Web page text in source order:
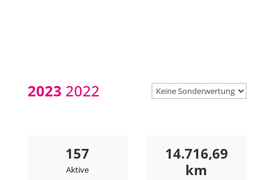
2023 2022
157
Aktive
14.716,69
km